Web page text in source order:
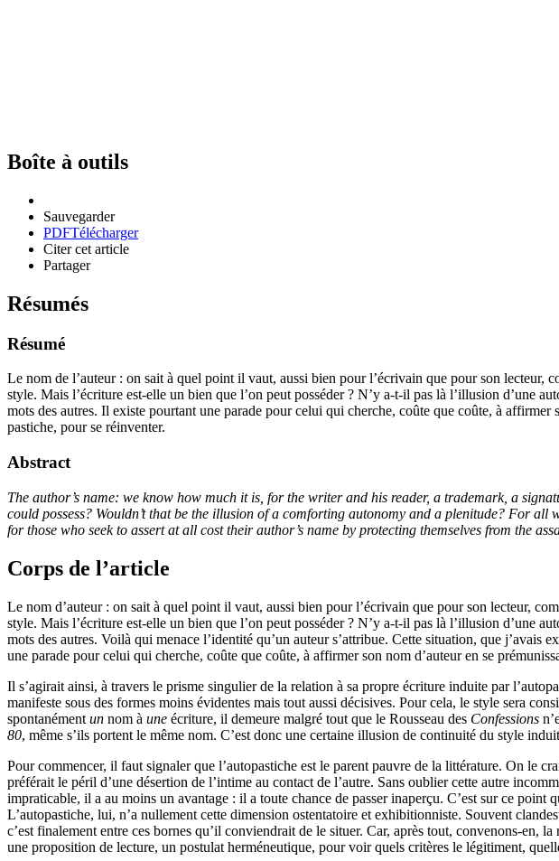
Boîte à outils
Sauvegarder
PDFTélécharger
Citer cet article
Partager
Résumés
Résumé
Le nom de l’auteur : on sait à quel point il vaut, aussi bien pour l’écrivain que pour son lecteur,
style. Mais l’écriture est-elle un bien que l’on peut posséder ? N’y a-t-il pas là l’illusion d’une
mots des autres. Il existe pourtant une parade pour celui qui cherche, coûte que coûte, à affirmer
pastiche, pour se réinventer.
Abstract
The author’s name: we know how much it is, for the writer and his reader, a trademark, a
could possess? Wouldn’t that be the illusion of a comforting autonomy and a plenitude? For
for those who seek to assert at all cost their author’s name by protecting themselves from the
Corps de l’article
Le nom d’auteur : on sait à quel point il vaut, aussi bien pour l’écrivain que pour son lecteur,
style. Mais l’écriture est-elle un bien que l’on peut posséder ? N’y a-t-il pas là l’illusion d’une
mots des autres. Voilà qui menace l’identité qu’un auteur s’attribue. Cette situation, que j’avais
une parade pour celui qui cherche, coûte que coûte, à affirmer son nom d’auteur en se
Il s’agirait ainsi, à travers le prisme singulier de la relation à sa propre écriture induite par
manifeste sous des formes moins évidentes mais tout aussi décisives. Pour cela, le style sera
spontanément un nom à une écriture, il demeure malgré tout que le Rousseau des Confessions
80, même s’ils portent le même nom. C’est donc une certaine illusion de continuité du style
Pour commencer, il faut signaler que l’autopastiche est le parent pauvre de la littérature. On le
préférait le péril d’une désertion de l’intime au contact de l’autre. Sans oublier cette autre
impraticable, il a au moins un avantage : il a toute chance de passer inaperçu. C’est sur ce
L’autopastiche, lui, n’a nullement cette dimension ostentatoire et exhibitionniste. Souvent
c’est finalement entre ces bornes qu’il conviendrait de le situer. Car, après tout, convenons-en,
une proposition de lecture, un postulat herméneutique, pour voir quels critères le légitiment,